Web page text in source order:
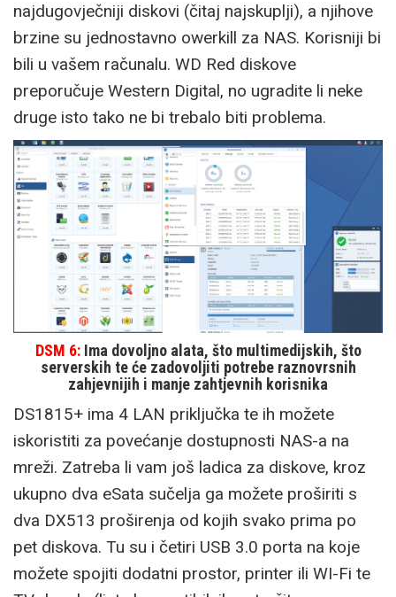
najdugovječniji diskovi (čitaj najskuplji), a njihove
brzine su jednostavno owerkill za NAS. Korisniji bi
bili u vašem računalu. WD Red diskove
preporučuje Western Digital, no ugradite li neke
druge isto tako ne bi trebalo biti problema.
DSM 6:Ima dovoljno alata, što multimedijskih, što
serverskih te će zadovoljiti potrebe raznovrsnih
zahjevnijih i manje zahtjevnih korisnika
DS1815+ ima 4 LAN priključka te ih možete
iskoristiti za povećanje dostupnosti NAS-a na
mreži. Zatreba li vam još ladica za diskove, kroz
ukupno dva eSata sučelja ga možete proširiti s
dva DX513 proširenja od kojih svako prima po
pet diskova. Tu su i četiri USB 3.0 porta na koje
možete spojiti dodatni prostor, printer ili WI-Fi te